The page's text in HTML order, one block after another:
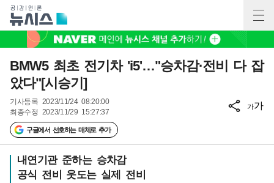
BMW5 최초 전기차 'i5'…"승차감·전비 다 잡
았다"[시승기]
기사등록 2023/11/24 08:20:00
최종수정 2023/11/29 15:27:37
구글에서 선호하는 매체로 추가
가가
내연기관 준하는 승차감
공식 전비 웃도는 실제 전비